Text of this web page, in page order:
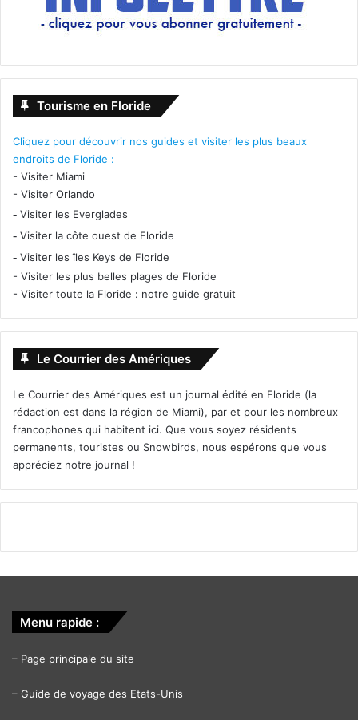
Découvrez des têtes d’affiche uniques, des drags à couper
le souffle, des DJ internationaux, des installations
artistiques, le retour de Miss Toto’s Funhouse, un marché
de vendeurs, un village à but non lucratif et bien plus
encore lors de l’édition 2022 de Wynwood Pride, la plus
gay des villes de Floride !
www.tixr.com/groups/engagelive/events/wynwood-pride-
2022-38929
Man In the Mirror Tribute
Concert
De son étrange ressemblance à ses mouvements de
danse et à sa voix, Danny Ware vous hypnotisera avec son
ANDRELL RIVERS THEATER
Tourisme en Floride
Cliquez pour découvrir nos guides et visiter les plus beaux
endroits de Floride :
- Visiter Miami
- Visiter Orlando
- Visiter les Everglades
- Visiter la côte ouest de Floride
- Visiter les îles Keys de Floride
- Visiter les plus belles plages de Floride
- Visiter toute la Floride : notre guide gratuit
Le Courrier des Amériques
Le Courrier des Amériques est un journal édité en Floride (la
rédaction est dans la région de Miami), par et pour les nombreux
francophones qui habitent ici. Que vous soyez résidents
permanents, touristes ou Snowbirds, nous espérons que vous
appréciez notre journal !
Menu rapide :
– Page principale du site
– Guide de voyage des Etats-Unis